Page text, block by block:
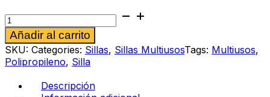
Silla
multiusos
Favore
naranja
cantidad
Añadir al carrito
SKU: Categories: Sillas, Sillas MultiusosTags: Multiusos,
Polipropileno, Silla
Descripción